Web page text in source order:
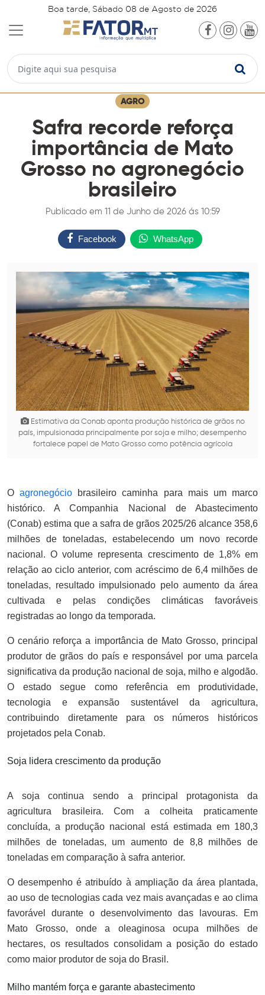
Boa tarde, Sábado 08 de Agosto de 2026
AGRO
Safra recorde reforça
importância de Mato
Grosso no agronegócio
brasileiro
Publicado em 11 de Junho de 2026 ás 10:59
Facebook WhatsApp
Estimativa da Conab aponta produção histórica de grãos no
país, impulsionada principalmente por soja e milho; desempenho
fortalece papel de Mato Grosso como potência agrícola
Oagronegócio brasileiro caminha para mais um marco
histórico. A Companhia Nacional de Abastecimento
(Conab) estima que a safra de grãos 2025/26 alcance 358,6
milhões de toneladas, estabelecendo um novo recorde
nacional. O volume representa crescimento de 1,8% em
relação ao ciclo anterior, com acréscimo de 6,4 milhões de
toneladas, resultado impulsionado pelo aumento da área
cultivada e pelas condições climáticas favoráveis
registradas ao longo da temporada.
O cenário reforça a importância de Mato Grosso, principal
produtor de grãos do país e responsável por uma parcela
significativa da produção nacional de soja, milho e algodão.
O estado segue como referência em produtividade,
tecnologia e expansão sustentável da agricultura,
contribuindo diretamente para os números históricos
projetados pela Conab.
Soja lidera crescimento da produção
A soja continua sendo a principal protagonista da
agricultura brasileira. Com a colheita praticamente
concluída, a produção nacional está estimada em 180,3
milhões de toneladas, um aumento de 8,8 milhões de
toneladas em comparação à safra anterior.
O desempenho é atribuído à ampliação da área plantada,
ao uso de tecnologias cada vez mais avançadas e ao clima
favorável durante o desenvolvimento das lavouras. Em
Mato Grosso, onde a oleaginosa ocupa milhões de
hectares, os resultados consolidam a posição do estado
como maior produtor de soja do Brasil.
Milho mantém força e garante abastecimento